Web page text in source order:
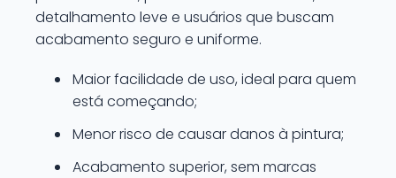
detalhamento leve e usuários que buscam
acabamento seguro e uniforme.
Maior facilidade de uso, ideal para quem
está começando;
Menor risco de causar danos à pintura;
Acabamento superior, sem marcas